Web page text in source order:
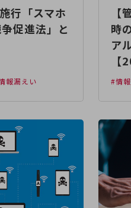
行「スマホ
促進法」と
報漏えい
時
ア
【
#情